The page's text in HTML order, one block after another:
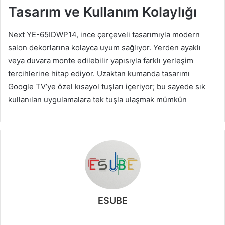
Tasarım ve Kullanım Kolaylığı
Next YE-65IDWP14, ince çerçeveli tasarımıyla modern
salon dekorlarına kolayca uyum sağlıyor. Yerden ayaklı
veya duvara monte edilebilir yapısıyla farklı yerleşim
tercihlerine hitap ediyor. Uzaktan kumanda tasarımı
Google TV’ye özel kısayol tuşları içeriyor; bu sayede sık
kullanılan uygulamalara tek tuşla ulaşmak mümkün
ESUBE